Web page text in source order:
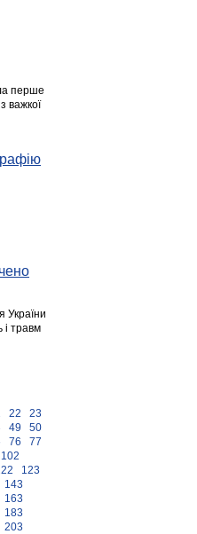
перше
важкої
України
і травм
22
23
49
50
76
77
102
123
143
163
183
203